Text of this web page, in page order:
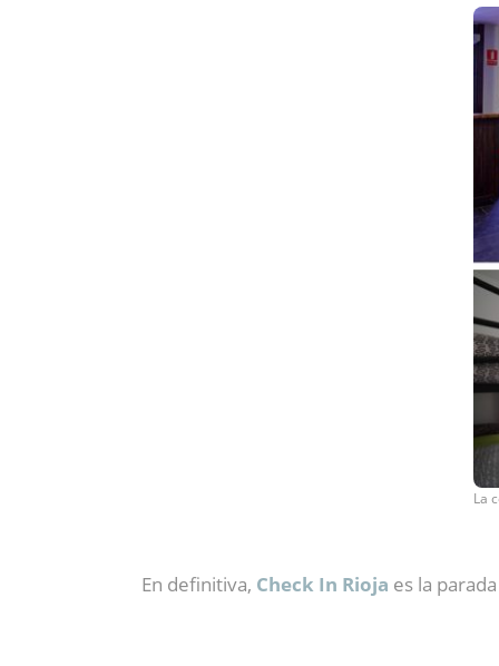
La
En definitiva, Check In Rioja es la